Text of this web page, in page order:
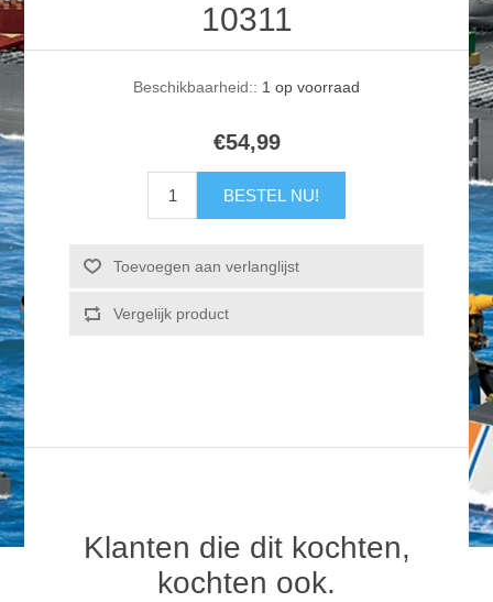
10311
Beschikbaarheid:: 1 op voorraad
€54,99
BESTEL NU!
Toevoegen aan verlanglijst
Vergelijk product
Klanten die dit kochten,
kochten ook.